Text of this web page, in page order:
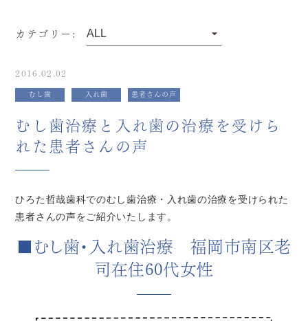
カテゴリー:
2016.02.02
むし歯 入れ歯 患者さんの声
むし歯治療と入れ歯の治療を受けら
れた患者さんの声
ひろた哲哉歯科でのむし歯治療・入れ歯の治療を受けられた
患者さんの声をご紹介いたします。
■むし歯・入れ歯治療 福岡市南区老
司在住60代女性